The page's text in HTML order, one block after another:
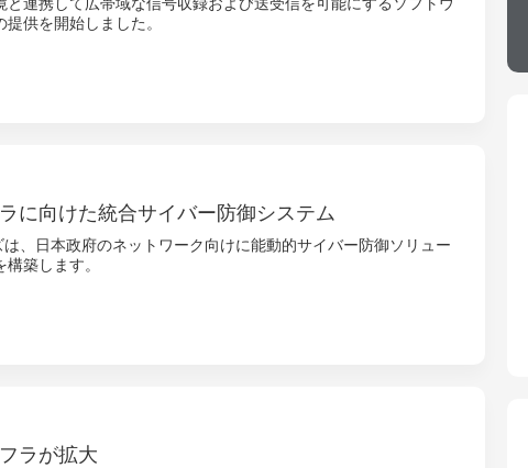
供を開始しました。
に向けた統合サイバー防御システム
、日本政府のネットワーク向けに能動的サイバー防御ソリュー
築します。
ラが拡大